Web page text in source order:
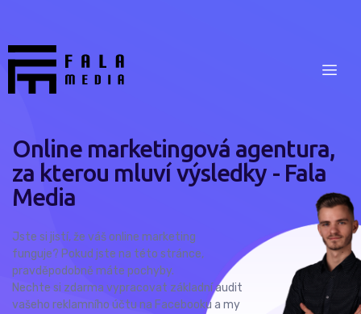
Online marketingová agentura,
za kterou mluví výsledky - Fala
Media
Jste si jistí, že váš online marketing
funguje? Pokud jste na této stránce,
pravděpodobně máte pochyby.
Nechte si zdarma vypracovat základní audit
vašeho reklamního účtu na Facebooku a my